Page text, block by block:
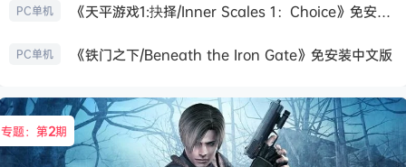
PC单机 《天平游戏1:抉择/Inner Scales 1：Choice》免安装中文版
PC单机 《铁门之下/Beneath the Iron Gate》免安装中文版
专题：第2期